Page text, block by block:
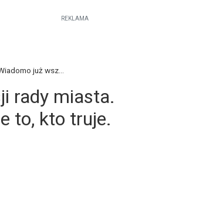
REKLAMA
już wsz...
rady miasta.
to, kto truje.